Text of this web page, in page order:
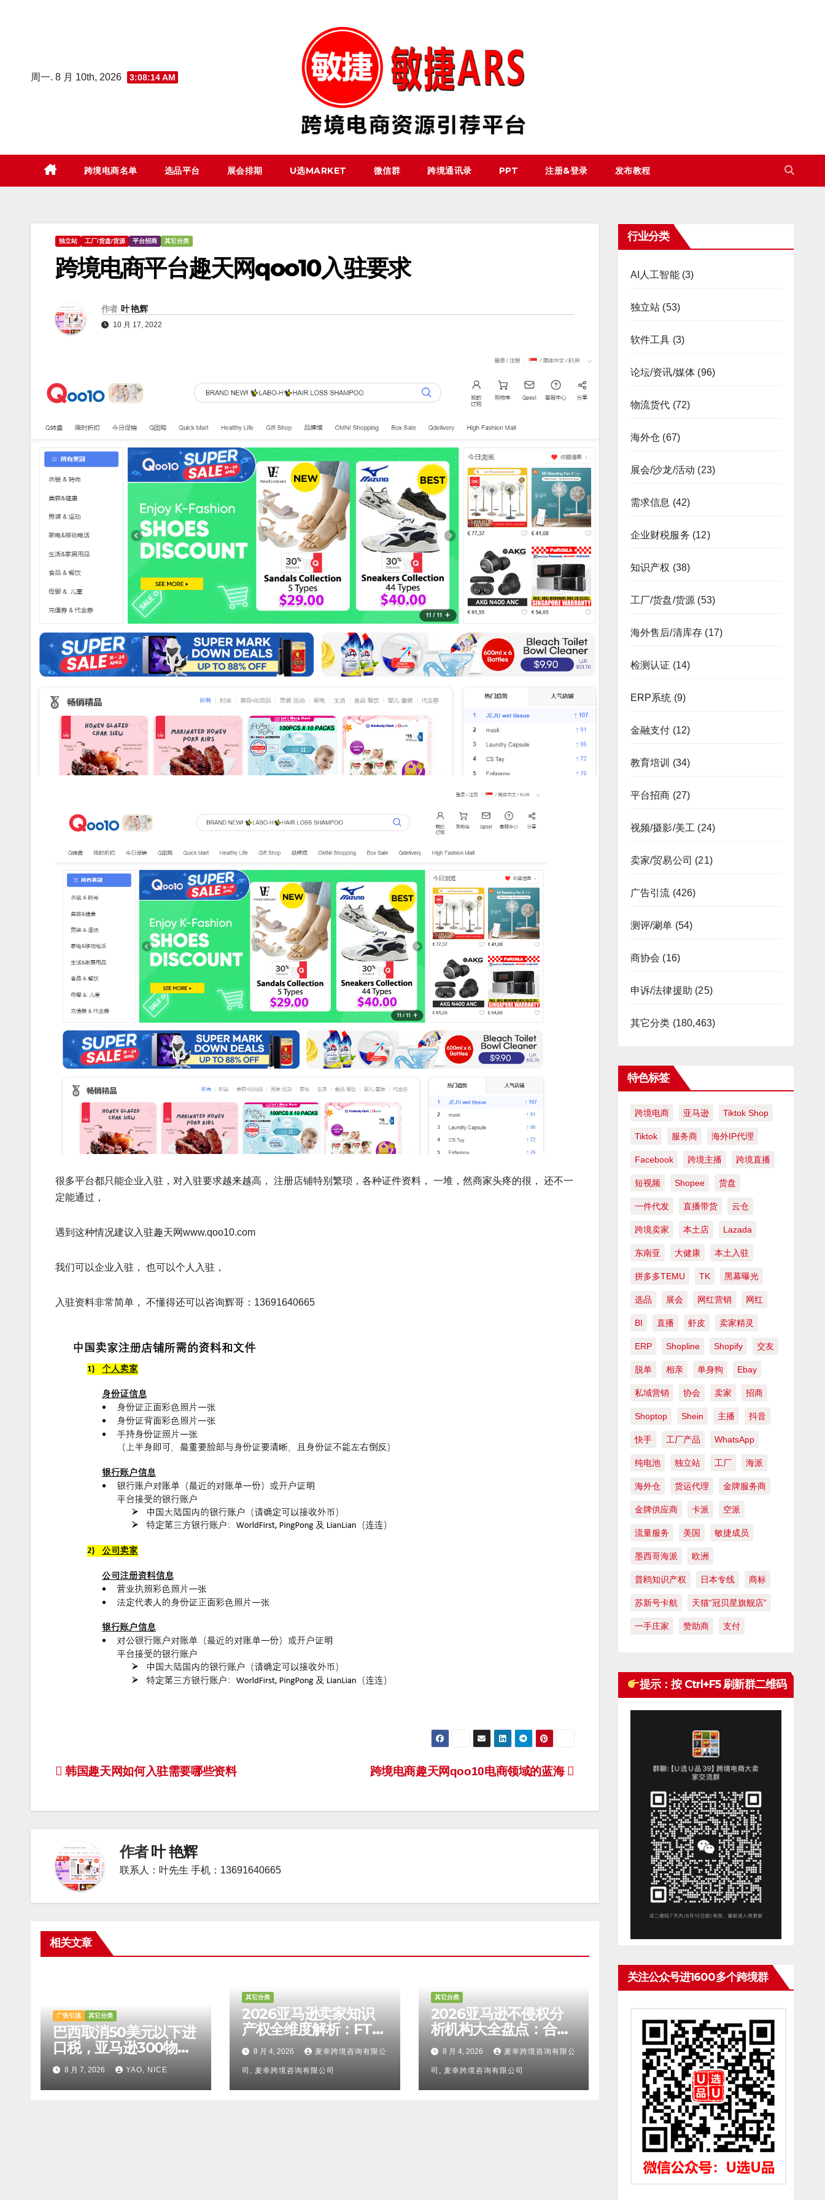
周一. 8 月 10th, 2026 3:08:15 AM
跨境电商名单 选品平台 展会排期 U选MARKET 微信群 跨境通讯录 PPT 注册&登录 发布教程
独立站 工厂/货盘/货源 平台招商 其它分类
跨境电商平台趣天网qoo10入驻要求
作者 叶 艳辉
10 月 17, 2022
很多平台都只能企业入驻，对入驻要求越来越高， 注册店铺特别繁琐，各种证件资料， 一堆，然商家头疼的很， 还不一
定能通过，
遇到这种情况建议入驻趣天网www.qoo10.com
我们可以企业入驻， 也可以个人入驻，
入驻资料非常简单， 不懂得还可以咨询辉哥：13691640665
文
航
跨境电商趣天网qoo10电商领域的蓝海
韩国趣天网如何入驻需要哪些资料
作者叶 艳辉
联系人：叶先生 手机：13691640665
相关文章
广告引流 其它分类
巴西取消50美元以下进
口税，亚马逊300物流
设施投运
8 月 7, 2026 YAO, NICE
其它分类
2026亚马逊卖家知识
产权全维度解析：FTO
检索报告认可度、侵权
比对区别、TRO应诉方
法及服务商甄选避坑全
攻略
8 月 4, 2026 麦幸跨境咨询有限公
司, 麦幸跨境咨询有限公司
其它分类
2026亚马逊不侵权分
析机构大全盘点：合规
靠谱服务商甄选攻略、
避坑FAQ及标杆机构实
力详解
8 月 4, 2026 麦幸跨境咨询有限公
司, 麦幸跨境咨询有限公司
行业分类
AI人工智能(3)
独立站 (53)
软件工具 (3)
论坛/资讯/媒体 (96)
物流货代 (72)
海外仓 (67)
展会/沙龙/活动 (23)
需求信息 (42)
企业财税服务 (12)
知识产权 (38)
工厂/货盘/货源 (53)
海外售后/清库存 (17)
检测认证 (14)
ERP系统 (9)
金融支付 (12)
教育培训 (34)
平台招商 (27)
视频/摄影/美工 (24)
卖家/贸易公司 (21)
广告引流 (426)
测评/涮单 (54)
商协会 (16)
申诉/法律援助 (25)
其它分类 (180,463)
特色标签
跨境电商 亚马逊 Tiktok Shop
Tiktok 服务商 海外IP代理
Facebook 跨境主播 跨境直播
短视频 Shopee 货盘
一件代发 直播带货 云仓
跨境卖家 本土店 Lazada
东南亚 大健康 本土入驻
拼多多TEMU TK 黑幕曝光
选品 展会 网红营销 网红
BI 直播 虾皮 卖家精灵
ERP Shopline Shopify 交友
脱单 相亲 单身狗 Ebay
私域营销 协会 卖家 招商
Shoptop Shein 主播 抖音
快手 工厂产品 WhatsApp
纯电池 独立站 工厂 海派
海外仓 货运代理 金牌服务商
金牌供应商 卡派 空派
流量服务 美国 敏捷成员
墨西哥海派 欧洲
普鸥知识产权 日本专线 商标
苏新号卡航 天猫“冠贝星旗舰店”
一手庄家 赞助商 支付
提示：按 Ctrl+F5 刷新群二维码
关注公众号进1600多个跨境群